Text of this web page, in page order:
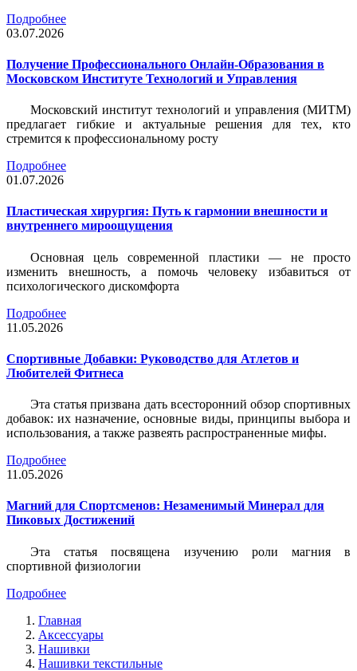
Подробнее
03.07.2026
Получение Профессионального Онлайн-Образования в
Московском Институте Технологий и Управления
Московский институт технологий и управления (МИТМ)
предлагает гибкие и актуальные решения для тех, кто
стремится к профессиональному росту
Подробнее
01.07.2026
Пластическая хирургия: Путь к гармонии внешности и
внутреннего мироощущения
Основная цель современной пластики — не просто
изменить внешность, а помочь человеку избавиться от
психологического дискомфорта
Подробнее
11.05.2026
Спортивные Добавки: Руководство для Атлетов и
Любителей Фитнеса
Эта статья призвана дать всесторонний обзор спортивных
добавок: их назначение, основные виды, принципы выбора и
использования, а также развеять распространенные мифы.
Подробнее
11.05.2026
Магний для Спортсменов: Незаменимый Минерал для
Пиковых Достижений
Эта статья посвящена изучению роли магния в
спортивной физиологии
Подробнее
Главная
Аксессуары
Нашивки
Нашивки текстильные